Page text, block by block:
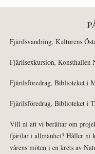
Fjärilsvandring, Kulturens
Fjärilsexkursion, Konsthallen
Fjärilsföredrag, Biblioteket i
Fjärilsföredrag, Biblioteket i
Vill ni att vi berättar om
fjärilar i allmänhet? Håller ni
vårens möten i en krets av